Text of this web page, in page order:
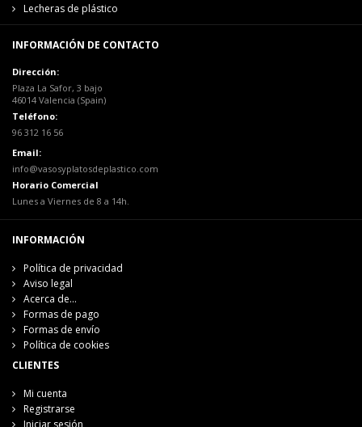
Lecheras de plástico
INFORMACIÓN DE CONTACTO
Dirección:
Plaza La Safor, 3 bajo
46014 Valencia (Spain)
Teléfono:
96 312 16 56
Email:
info@vasosyplatosdeplastico.com
Horario Comercial
Lunes a Viernes de 8 a 14h.
INFORMACIÓN
Política de privacidad
Aviso legal
Acerca de...
Formas de pago
Formas de envío
Política de cookies
CLIENTES
Mi cuenta
Registrarse